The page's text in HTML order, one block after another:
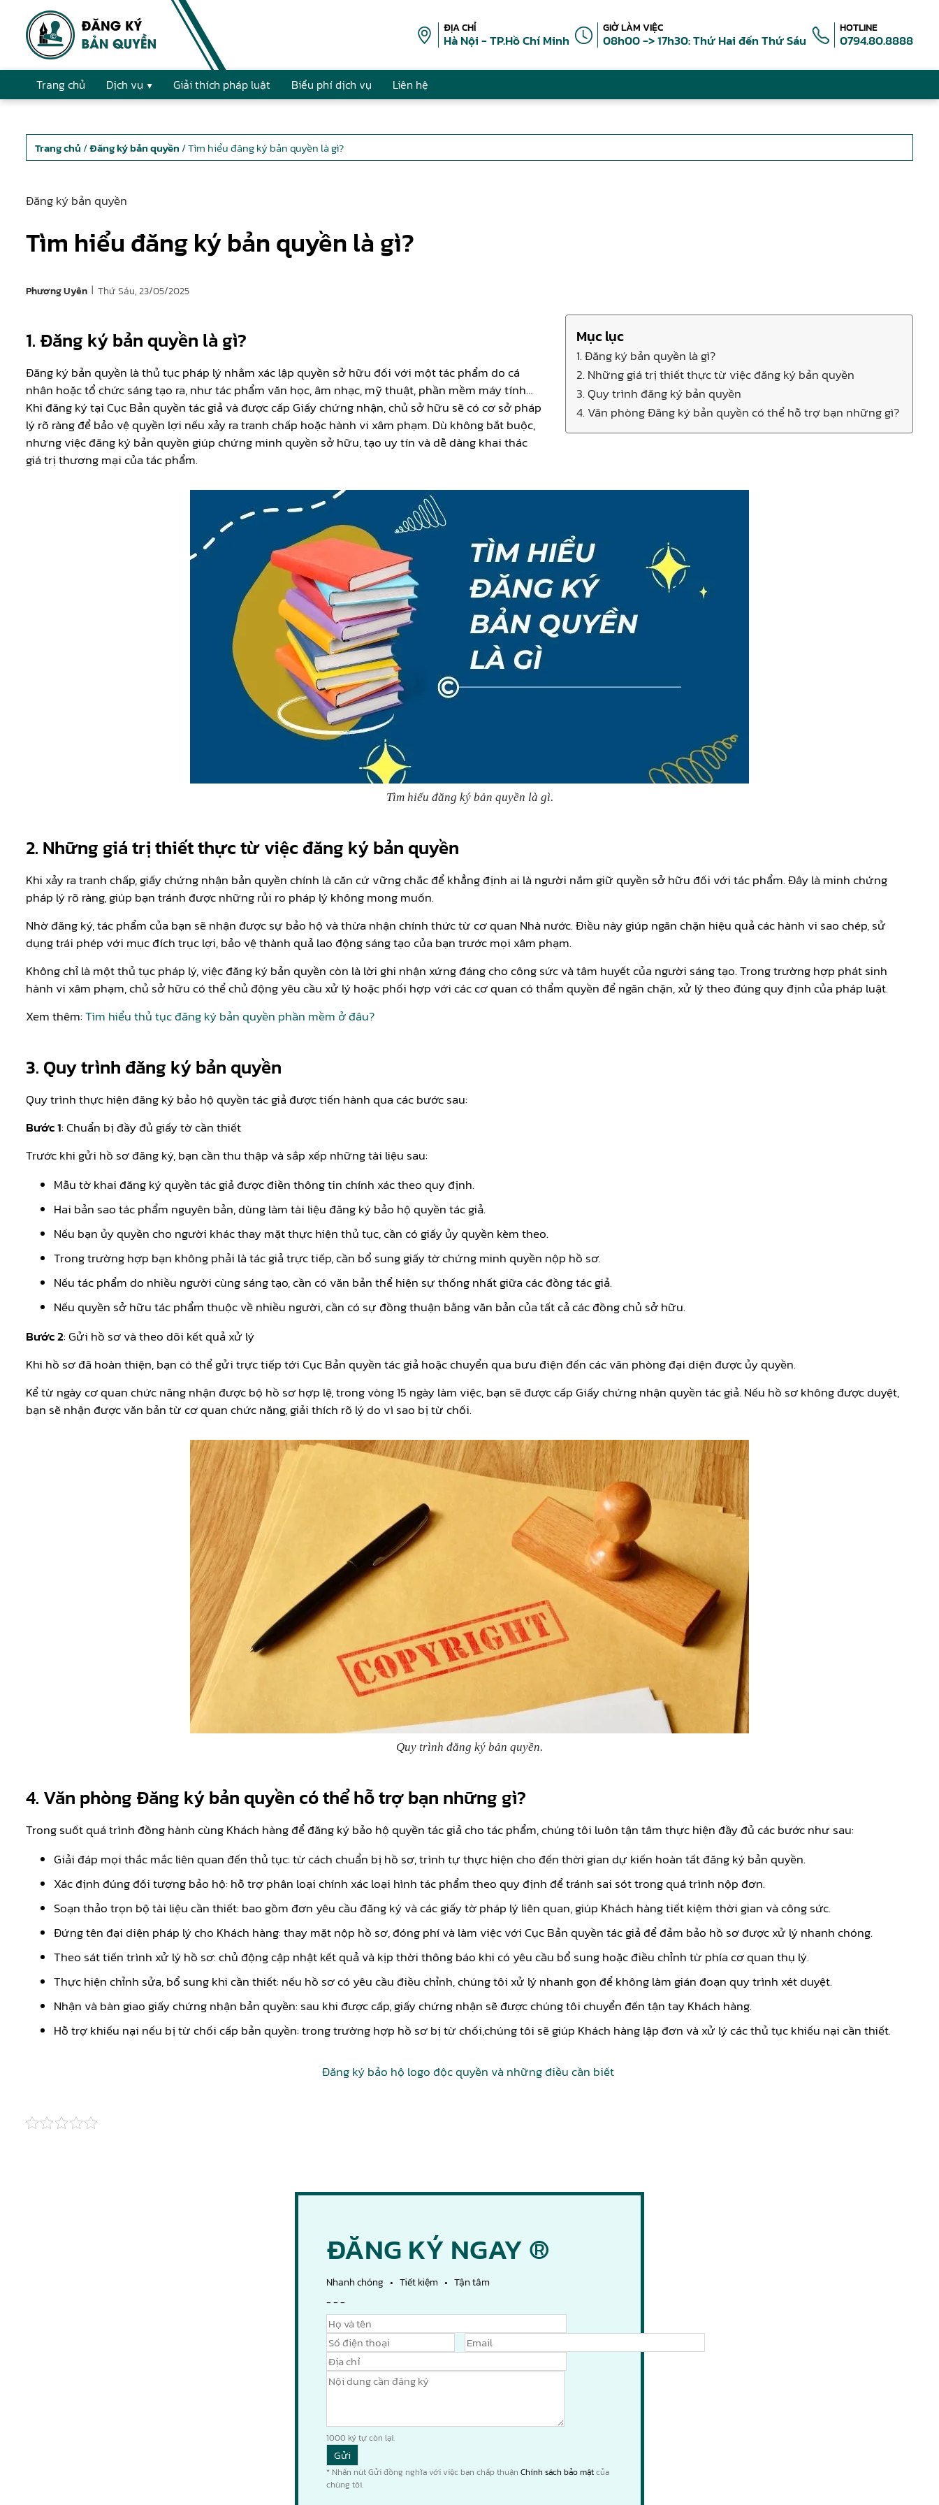
ĐỊA CHỈ
Hà Nội - TP.Hồ Chí Minh
GIỜ LÀM VIỆC
08h00 -> 17h30: Thứ Hai đến Thứ Sáu
HOTLINE
0794.80.8888
Trang chủ Dịch vụ Giải thích pháp luật Biểu phí dịch vụ Liên hệ
Trang chủ /Đăng ký bản quyền / Tìm hiểu đăng ký bản quyền là gì?
Đăng ký bản quyền
Tìm hiểu đăng ký bản quyền là gì?
Phương Uyên | Thứ Sáu, 23/05/2025
Mục lục
1. Đăng ký bản quyền là gì?
2. Những giá trị thiết thực từ việc đăng ký bản quyền
3. Quy trình đăng ký bản quyền
4. Văn phòng Đăng ký bản quyền có thể hỗ trợ bạn những gì?
1. Đăng ký bản quyền là gì?
Đăng ký bản quyền là thủ tục pháp lý nhằm xác lập quyền sở hữu đối với một tác phẩm do cá
nhân hoặc tổ chức sáng tạo ra, như tác phẩm văn học, âm nhạc, mỹ thuật, phần mềm máy tính…
Khi đăng ký tại Cục Bản quyền tác giả và được cấp Giấy chứng nhận, chủ sở hữu sẽ có cơ sở pháp
lý rõ ràng để bảo vệ quyền lợi nếu xảy ra tranh chấp hoặc hành vi xâm phạm. Dù không bắt buộc,
nhưng việc đăng ký bản quyền giúp chứng minh quyền sở hữu, tạo uy tín và dễ dàng khai thác
giá trị thương mại của tác phẩm.
Tìm hiểu đăng ký bản quyền là gì.
2. Những giá trị thiết thực từ việc đăng ký bản quyền
Khi xảy ra tranh chấp, giấy chứng nhận bản quyền chính là căn cứ vững chắc để khẳng định ai là người nắm giữ quyền sở hữu đối với tác phẩm. Đây là minh chứng
pháp lý rõ ràng, giúp bạn tránh được những rủi ro pháp lý không mong muốn.
Nhờ đăng ký, tác phẩm của bạn sẽ nhận được sự bảo hộ và thừa nhận chính thức từ cơ quan Nhà nước. Điều này giúp ngăn chặn hiệu quả các hành vi sao chép, sử
dụng trái phép với mục đích trục lợi, bảo vệ thành quả lao động sáng tạo của bạn trước mọi xâm phạm.
Không chỉ là một thủ tục pháp lý, việc đăng ký bản quyền còn là lời ghi nhận xứng đáng cho công sức và tâm huyết của người sáng tạo. Trong trường hợp phát sinh
hành vi xâm phạm, chủ sở hữu có thể chủ động yêu cầu xử lý hoặc phối hợp với các cơ quan có thẩm quyền để ngăn chặn, xử lý theo đúng quy định của pháp luật.
Xem thêm:Tìm hiểu thủ tục đăng ký bản quyền phần mềm ở đâu?
3. Quy trình đăng ký bản quyền
Quy trình thực hiện đăng ký bảo hộ quyền tác giả được tiến hành qua các bước sau:
Bước 1: Chuẩn bị đầy đủ giấy tờ cần thiết
Trước khi gửi hồ sơ đăng ký, bạn cần thu thập và sắp xếp những tài liệu sau:
Mẫu tờ khai đăng ký quyền tác giả được điền thông tin chính xác theo quy định.
Hai bản sao tác phẩm nguyên bản, dùng làm tài liệu đăng ký bảo hộ quyền tác giả.
Nếu bạn ủy quyền cho người khác thay mặt thực hiện thủ tục, cần có giấy ủy quyền kèm theo.
Trong trường hợp bạn không phải là tác giả trực tiếp, cần bổ sung giấy tờ chứng minh quyền nộp hồ sơ.
Nếu tác phẩm do nhiều người cùng sáng tạo, cần có văn bản thể hiện sự thống nhất giữa các đồng tác giả.
Nếu quyền sở hữu tác phẩm thuộc về nhiều người, cần có sự đồng thuận bằng văn bản của tất cả các đồng chủ sở hữu.
Bước 2: Gửi hồ sơ và theo dõi kết quả xử lý
Khi hồ sơ đã hoàn thiện, bạn có thể gửi trực tiếp tới Cục Bản quyền tác giả hoặc chuyển qua bưu điện đến các văn phòng đại diện được ủy quyền.
Kể từ ngày cơ quan chức năng nhận được bộ hồ sơ hợp lệ, trong vòng 15 ngày làm việc, bạn sẽ được cấp Giấy chứng nhận quyền tác giả. Nếu hồ sơ không được duyệt,
bạn sẽ nhận được văn bản từ cơ quan chức năng, giải thích rõ lý do vì sao bị từ chối.
Quy trình đăng ký bản quyền.
4. Văn phòng Đăng ký bản quyền có thể hỗ trợ bạn những gì?
Trong suốt quá trình đồng hành cùng Khách hàng để đăng ký bảo hộ quyền tác giả cho tác phẩm, chúng tôi luôn tận tâm thực hiện đầy đủ các bước như sau:
Giải đáp mọi thắc mắc liên quan đến thủ tục: từ cách chuẩn bị hồ sơ, trình tự thực hiện cho đến thời gian dự kiến hoàn tất đăng ký bản quyền.
Xác định đúng đối tượng bảo hộ: hỗ trợ phân loại chính xác loại hình tác phẩm theo quy định để tránh sai sót trong quá trình nộp đơn.
Soạn thảo trọn bộ tài liệu cần thiết: bao gồm đơn yêu cầu đăng ký và các giấy tờ pháp lý liên quan, giúp Khách hàng tiết kiệm thời gian và công sức.
Đứng tên đại diện pháp lý cho Khách hàng: thay mặt nộp hồ sơ, đóng phí và làm việc với Cục Bản quyền tác giả để đảm bảo hồ sơ được xử lý nhanh chóng.
Theo sát tiến trình xử lý hồ sơ: chủ động cập nhật kết quả và kịp thời thông báo khi có yêu cầu bổ sung hoặc điều chỉnh từ phía cơ quan thụ lý.
Thực hiện chỉnh sửa, bổ sung khi cần thiết: nếu hồ sơ có yêu cầu điều chỉnh, chúng tôi xử lý nhanh gọn để không làm gián đoạn quy trình xét duyệt.
Nhận và bàn giao giấy chứng nhận bản quyền: sau khi được cấp, giấy chứng nhận sẽ được chúng tôi chuyển đến tận tay Khách hàng.
Hỗ trợ khiếu nại nếu bị từ chối cấp bản quyền: trong trường hợp hồ sơ bị từ chối,chúng tôi sẽ giúp Khách hàng lập đơn và xử lý các thủ tục khiếu nại cần thiết.
Đăng ký bảo hộ logo độc quyền và những điều cần biết
ĐĂNG KÝ NGAY ®
Nhanh chóng • Tiết kiệm • Tận tâm
- - -
1000 ký tự còn lại.
* Nhấn nút Gửi đồng nghĩa với việc bạn chấp thuận Chính sách bảo mậtcủa
chúng tôi.